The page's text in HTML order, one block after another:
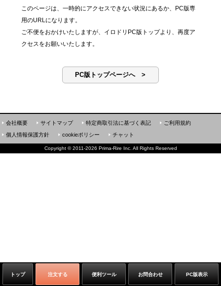
このページは、一時的にアクセスできない状況にあるか、PC版専
用のURLになります。
ご不便をおかけいたしますが、イロドリPC版トップより、再度ア
クセスをお願いいたします。
PC版トップページへ >
トップ 注文する 便利ツール お問合わせ PC版表示
会社概要 サイトマップ 特定商取引法に基づく表記
ご利用規約
個人情報保護方針
cookieポリシー チャット
Copyright ©2011-2026 Prima-Rire Inc. All Rights Reserved